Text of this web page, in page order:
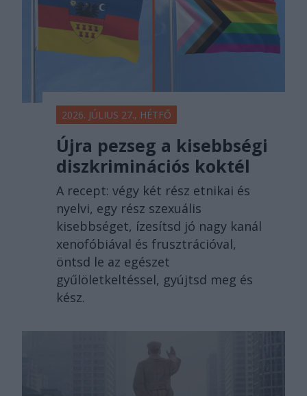
2026. JÚLIUS 27., HÉTFŐ
Újra pezseg a kisebbségi
diszkriminációs koktél
A recept: végy két rész etnikai és
nyelvi, egy rész szexuális
kisebbséget, ízesítsd jó nagy kanál
xenofóbiával és frusztrációval,
öntsd le az egészet
gyűlöletkeltéssel, gyújtsd meg és
kész.